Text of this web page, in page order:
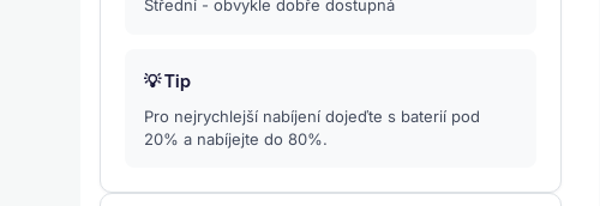
Střední - obvykle dobře dostupná
💡 Tip
Pro nejrychlejší nabíjení dojeďte s baterií pod
20% a nabíjejte do 80%.